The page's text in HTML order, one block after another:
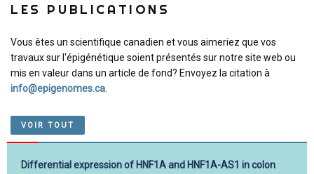
LES PUBLICATIONS
Vous êtes un scientifique canadien et vous aimeriez que vos
travaux sur l'épigénétique soient présentés sur notre site web ou
mis en valeur dans un article de fond? Envoyez la citation à
info@epigenomes.ca.
VOIR TOUT
Differential expression of HNF1A and HNF1A-AS1 in colon